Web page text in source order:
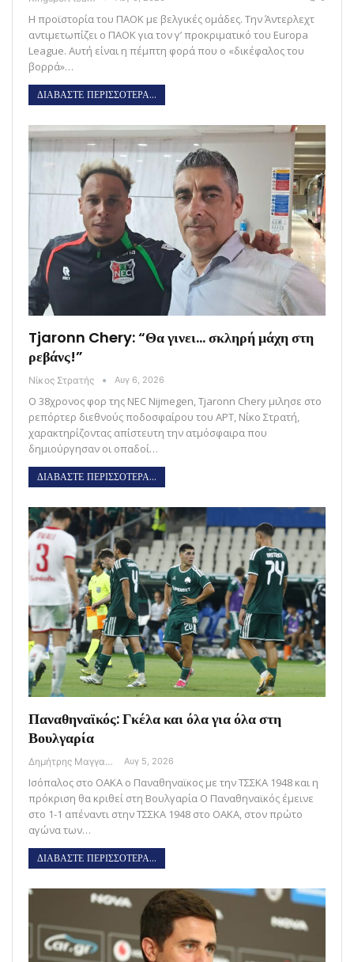
Η προϊστορία του ΠΑΟΚ με βελγικές ομάδες. Την Άντερλεχτ
αντιμετωπίζει ο ΠΑΟΚ για τον γ’ προκριματικό του Europa
League. Αυτή είναι η πέμπτη φορά που ο «δικέφαλος του
βορρά»…
ΔΙΑΒΑΣΤΕ ΠΕΡΙΣΣΟΤΕΡΑ...
Tjaronn Chery: “Θα γινει… σκληρή μάχη στη
ρεβάνς!”
Νίκος Στρατής Αυγ 6, 2026
Ο 38χρονος φορ της NEC Nijmegen, Tjaronn Chery μιλησε στο
ρεπόρτερ διεθνούς ποδοσφαίρου του ΑΡΤ, Νίκο Στρατή,
χαρακτηρίζοντας απίστευτη την ατμόσφαιρα που
δημιούργησαν οι οπαδοί…
ΔΙΑΒΑΣΤΕ ΠΕΡΙΣΣΟΤΕΡΑ...
Παναθηναϊκός: Γκέλα και όλα για όλα στη
Βουλγαρία
Δημήτρης Μαγγανάρης Αυγ 5, 2026
Ισόπαλος στο ΟΑΚΑ ο Παναθηναϊκος με την ΤΣΣΚΑ 1948 και η
πρόκριση θα κριθεί στη Βουλγαρία Ο Παναθηναϊκός έμεινε
στο 1-1 απέναντι στην ΤΣΣΚΑ 1948 στο ΟΑΚΑ, στον πρώτο
αγώνα των…
ΔΙΑΒΑΣΤΕ ΠΕΡΙΣΣΟΤΕΡΑ...